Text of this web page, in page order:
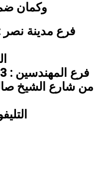
وكمان ضمان 5 سنين
فرع مدينة نصر
من شارع الشيخ